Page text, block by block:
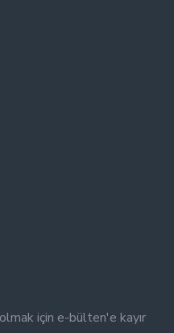
için e-bülten'e kayır